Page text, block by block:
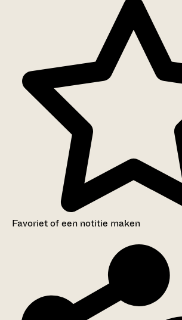
Favoriet of een notitie maken